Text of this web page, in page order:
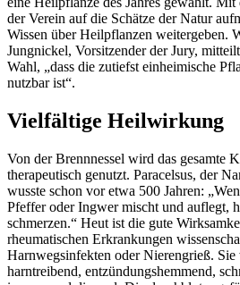
der Verein auf die Schätze der Natur
Wissen über Heilpflanzen weitergeben.
Jungnickel, Vorsitzender der Jury,
Wahl, „dass die zutiefst einheimische
nutzbar ist“.
Vielfältige Heilwirkung
Von der Brennnessel wird das gesamte
therapeutisch genutzt. Paracelsus, der
wusste schon vor etwa 500 Jahren:
Pfeffer oder Ingwer mischt und auflegt,
schmerzen.“ Heut ist die gute
rheumatischen Erkrankungen
Harnwegsinfekten oder Nierengrieß.
harntreibend, entzündungshemmend,